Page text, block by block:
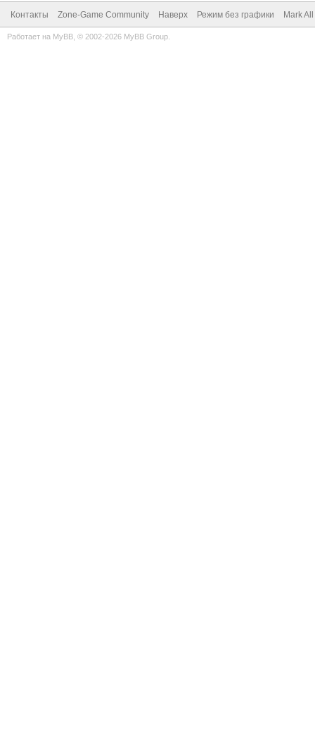
Контакты Zone-Game Community Наверх Режим без графики Mark
Работает на MyBB , © 2002-2026 MyBB Group